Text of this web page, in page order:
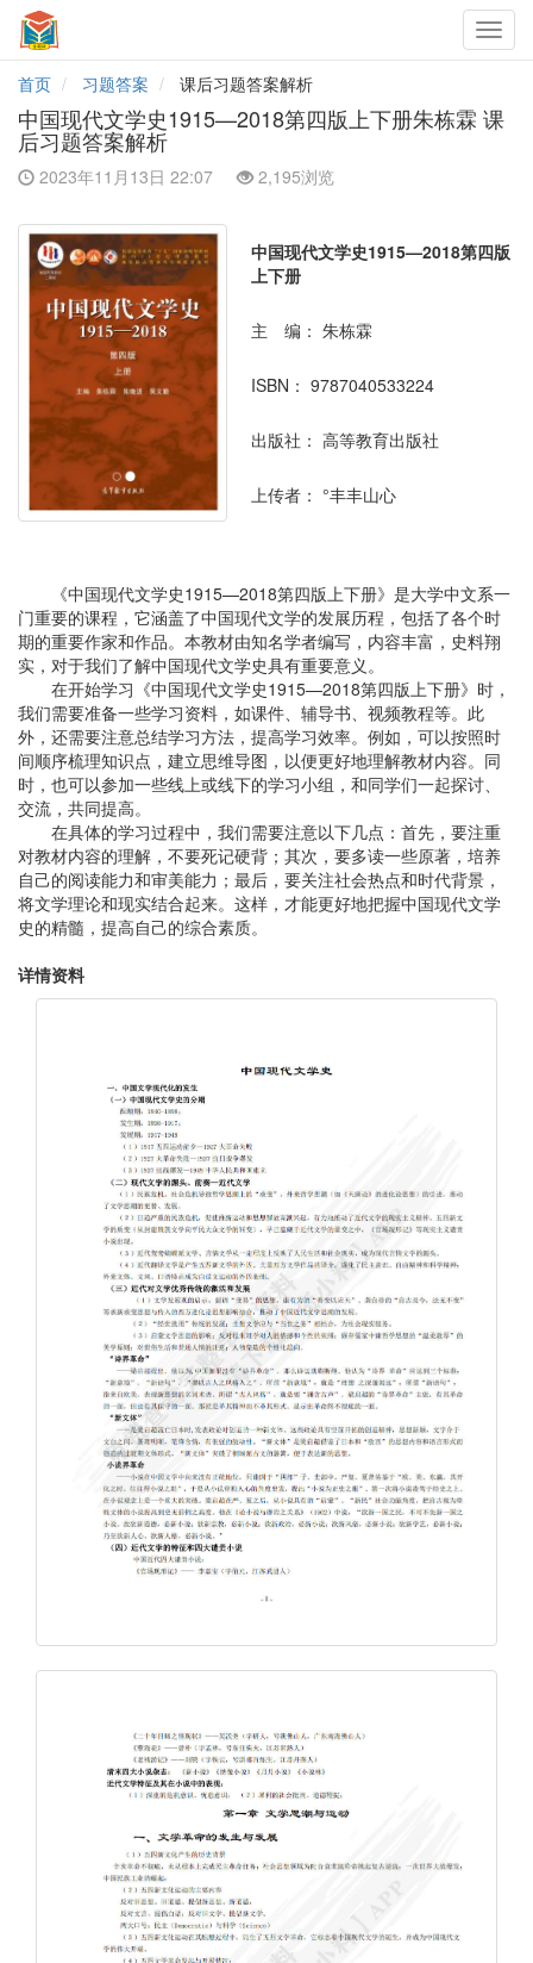
首页
习题答案 课后习题答案解析
中国现代文学史1915—2018第四版上下册朱栋霖 课
后习题答案解析
2023年11月13日 22:07 2,195浏览
中国现代文学史1915—2018第四版
上下册
主 编： 朱栋霖
ISBN： 9787040533224
出版社： 高等教育出版社
上传者： °丰丰山心
《中国现代文学史1915—2018第四版上下册》是大学中文系一
门重要的课程，它涵盖了中国现代文学的发展历程，包括了各个时
期的重要作家和作品。本教材由知名学者编写，内容丰富，史料翔
实，对于我们了解中国现代文学史具有重要意义。
在开始学习《中国现代文学史1915—2018第四版上下册》时，
我们需要准备一些学习资料，如课件、辅导书、视频教程等。此
外，还需要注意总结学习方法，提高学习效率。例如，可以按照时
间顺序梳理知识点，建立思维导图，以便更好地理解教材内容。同
时，也可以参加一些线上或线下的学习小组，和同学们一起探讨、
交流，共同提高。
在具体的学习过程中，我们需要注意以下几点：首先，要注重
对教材内容的理解，不要死记硬背；其次，要多读一些原著，培养
自己的阅读能力和审美能力；最后，要关注社会热点和时代背景，
将文学理论和现实结合起来。这样，才能更好地把握中国现代文学
史的精髓，提高自己的综合素质。
详情资料